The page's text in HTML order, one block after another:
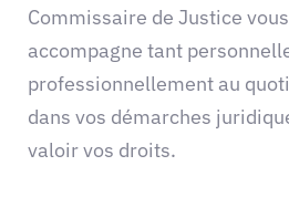
Commissaire de Justice
accompagne tant
professionnellement au
dans vos démarches
valoir vos droits.